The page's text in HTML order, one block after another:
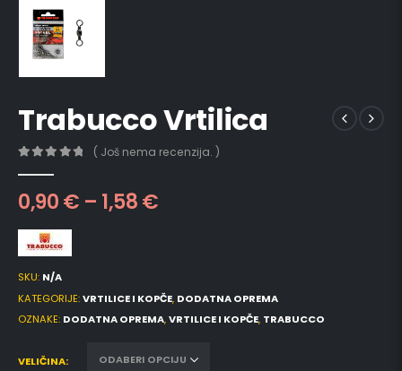
Trabucco Vrtilica
( Još nema recenzija. )
0,90€ – 1,58€
SKU: N/A
KATEGORIJE:VRTILICE I KOPČE, DODATNA OPREMA
OZNAKE: DODATNA OPREMA,VRTILICE I KOPČE, TRABUCCO
VELIČINA